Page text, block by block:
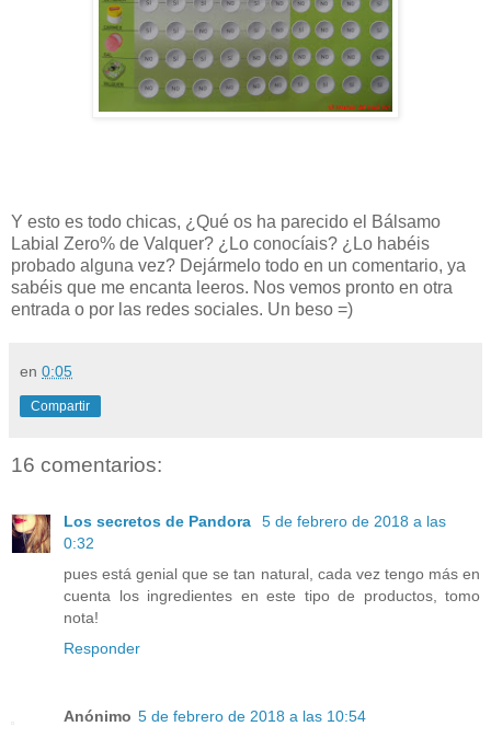
Y esto es todo chicas, ¿Qué os ha parecido el Bálsamo
Labial Zero% de Valquer? ¿Lo conocíais? ¿Lo habéis
probado alguna vez? Dejármelo todo en un comentario, ya
sabéis que me encanta leeros. Nos vemos pronto en otra
entrada o por las redes sociales. Un beso =)
en 0:05
Compartir
16 comentarios:
Los secretos de Pandora
5 de febrero de 2018 a las
0:32
pues está genial que se tan natural, cada vez tengo más en
cuenta los ingredientes en este tipo de productos, tomo
nota!
Responder
Anónimo 5 de febrero de 2018 a las 10:54